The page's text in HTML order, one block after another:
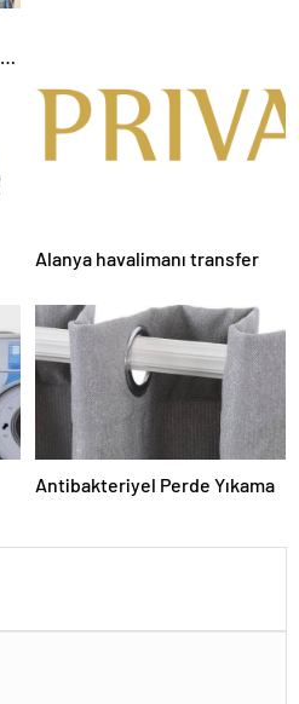
Alanya havalimanı transfer
Antibakteriyel Perde Yıkama